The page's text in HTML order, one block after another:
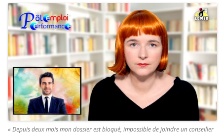
« Depuis deux mois mon dossier est bloqué, impossible de joindre un conseiller